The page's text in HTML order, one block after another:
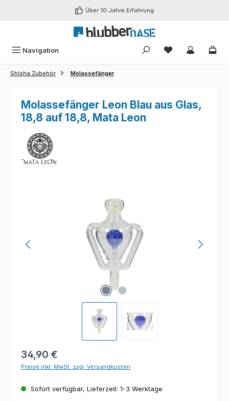
Zum Hauptinhalt springen Über 10 Jahre Erfahrung
Navigation Du hast 0
Shisha Zubehör Molassefänger
Molassefänger Leon Blau aus Glas,
18,8 auf 18,8, Mata Leon
Regulärer Preis:
34,90 €
Preise inkl. MwSt. zzgl. Versandkosten
Sofort verfügbar, Lieferzeit: 1-3 Werktage